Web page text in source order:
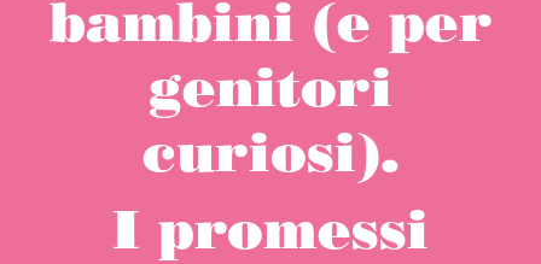
bambini (e per
genitori
curiosi).
I promessi